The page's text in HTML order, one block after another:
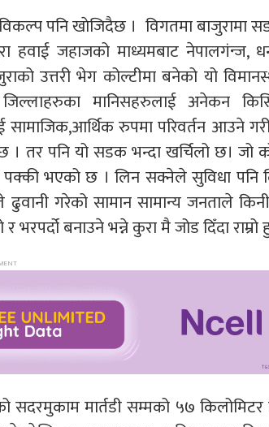
पनि खाेजिदैछ । विगतमा बाजुरामा
जहाजको माध्यमबाट नेपालगंन्ज,
उत्तरी भेग कोल्टीमा बनेको यो
मानिसहरुलाई अनेकन
सामाजिक,आर्थिक रुपमा परिवर्तन आउने
तर पनि यो सडक भन्दा खर्चिलो छ। जो
पक्की भएको छ । लिन सक्नेले सुविधा पनि
गरेको सामान सामान्य जनताले
बनाउने भन्ने कुरा मै जोड दिँदा राम्रो
सदरमुकाम मार्तडी सम्मको ५७